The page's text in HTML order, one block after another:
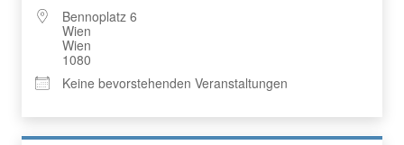
Bennoplatz 6
Wien
Wien
1080
Keine bevorstehenden Veranstaltungen